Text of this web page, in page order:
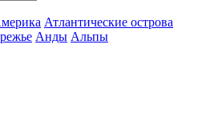
Атлантические острова
Анды Альпы